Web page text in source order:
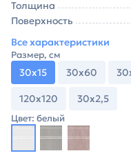
Толщина
Поверхность
Все характеристики
Размер, см
30х15 30х60
120х120 30х2,5
Цвет: белый